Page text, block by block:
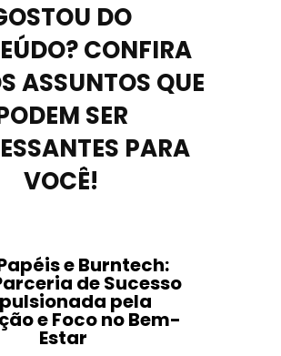
DO
CONFIRA
ASSUNTOS QUE
SER
PARA
VOCÊ!
e Burntech:
de Sucesso
pela
e Foco no Bem-
Estar